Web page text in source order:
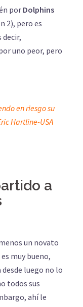
porDolphins
2), pero es
decir,
uno peor, pero
en riesgo su
Hartline-USA
a
un novato
es muy bueno,
desde luego no lo
todos sus
ahí le